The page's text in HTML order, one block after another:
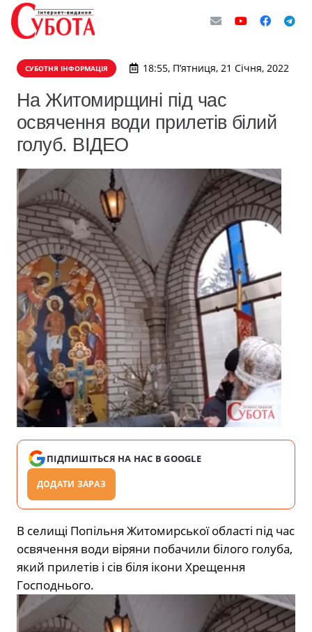
СУБОТНЯ ІНФОРМАЦІЯ 18:55, П’ятниця, 21 Січня, 2022
На Житомирщині під час
освячення води прилетів білий
голуб. ВІДЕО
ПІДПИШІТЬСЯ НА НАС В GOOGLE
ДОДАТИ ЗАРАЗ
В селищі Попільня Житомирської області під час
освячення води віряни побачили білого голуба,
який прилетів і сів біля ікони Хрещення
Господнього.